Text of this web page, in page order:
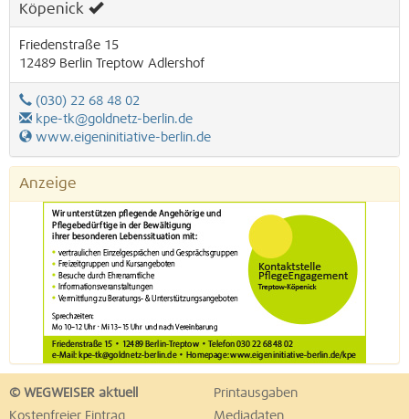
Köpenick
Friedenstraße 15
12489 Berlin Treptow Adlershof
(030) 22 68 48 02
kpe-tk@goldnetz-berlin.de
www.eigeninitiative-berlin.de
Anzeige
© WEGWEISER aktuell
Printausgaben
Kostenfreier Eintrag
Mediadaten